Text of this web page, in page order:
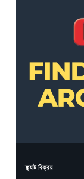
ফ্ল্যাট বিক্রয়